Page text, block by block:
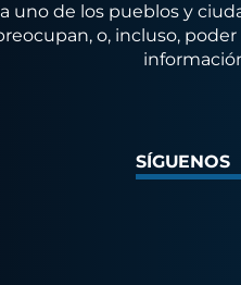
uno de los pueblos y
o, incluso,
SÍGUENOS